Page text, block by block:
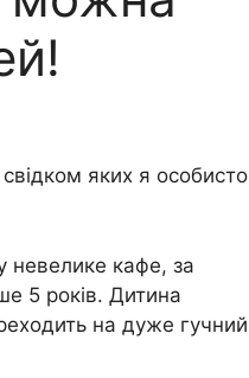
яких я особисто
невелике кафе, за
5 років. Дитина
на дуже гучний